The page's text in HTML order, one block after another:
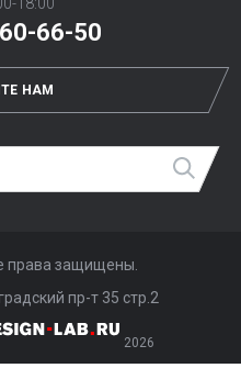
66-50
НАМ
права защищены.
пр-т 35 стр.2
2026